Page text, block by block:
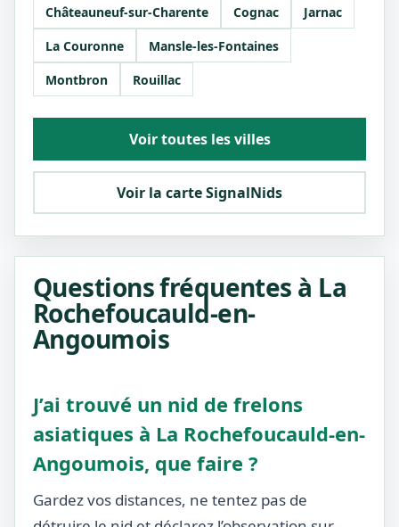
Châteauneuf-sur-Charente
Cognac
Jarnac
La Couronne
Mansle-les-Fontaines
Montbron
Rouillac
Voir toutes les villes
Voir la carte SignalNids
Questions fréquentes à La
Rochefoucauld-en-
Angoumois
J’ai trouvé un nid de frelons
asiatiques à La Rochefoucauld-en-
Angoumois, que faire ?
Gardez vos distances, ne tentez pas de